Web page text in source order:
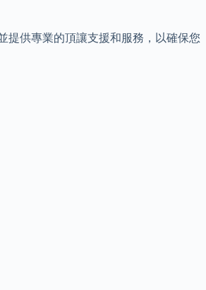
提供專業的頂讓支援和服務，以確保您